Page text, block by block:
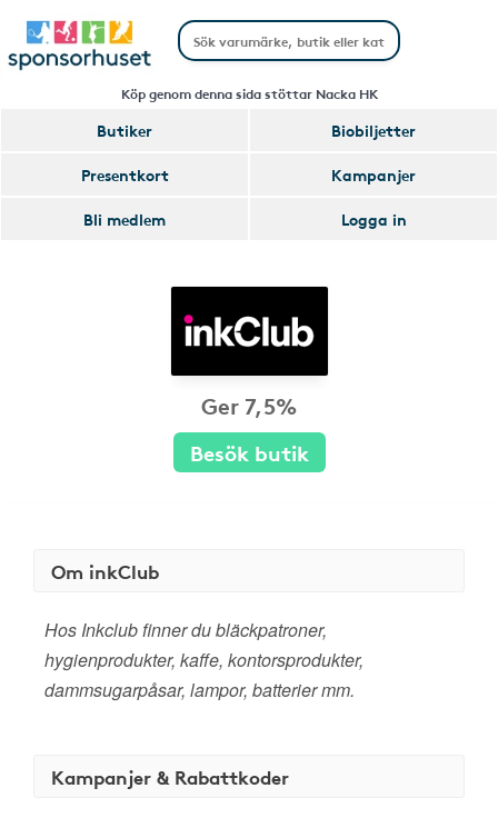
Köp genom denna sida stöttar Nacka HK
Butiker
Biobiljetter
Presentkort
Kampanjer
Bli medlem
Logga in
Ger 7,5%
Besök butik
Om inkClub
Hos Inkclub finner du bläckpatroner,
hygienprodukter, kaffe, kontorsprodukter,
dammsugarpåsar, lampor, batterier mm.
Kampanjer & Rabattkoder